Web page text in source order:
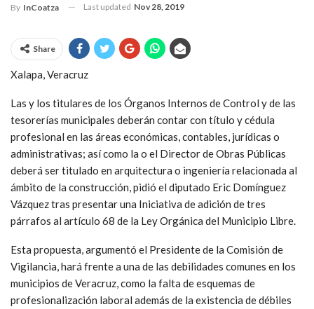
By InCoatza Last updated Nov 28, 2019
Share
Xalapa, Veracruz
Las y los titulares de los Órganos Internos de Control y de las
tesorerías municipales deberán contar con título y cédula
profesional en las áreas económicas, contables, jurídicas o
administrativas; así como la o el Director de Obras Públicas
deberá ser titulado en arquitectura o ingeniería relacionada al
ámbito de la construcción, pidió el diputado Eric Domínguez
Vázquez tras presentar una Iniciativa de adición de tres
párrafos al artículo 68 de la Ley Orgánica del Municipio Libre.
Esta propuesta, argumentó el Presidente de la Comisión de
Vigilancia, hará frente a una de las debilidades comunes en los
municipios de Veracruz, como la falta de esquemas de
profesionalización laboral además de la existencia de débiles